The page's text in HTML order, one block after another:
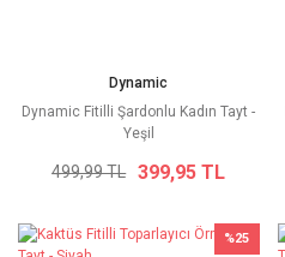
Dynamic
Dynamic Fitilli Şardonlu Kadın Tayt -
Yeşil
499,99 TL 399,95 TL
%25